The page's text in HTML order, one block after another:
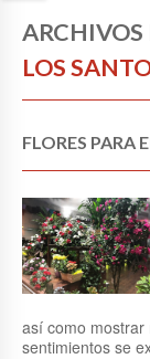
ARCHIVOS
LOS
FLORES PARA
así como mostrar
sentimientos se